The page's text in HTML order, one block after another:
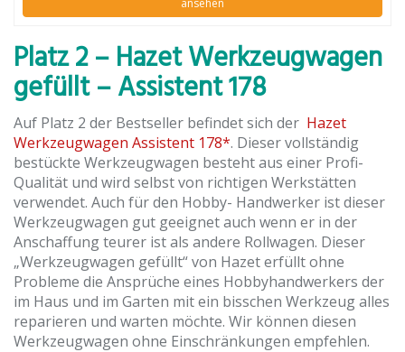
Platz 2 – Hazet Werkzeugwagen
gefüllt – Assistent 178
Auf Platz 2 der Bestseller befindet sich der Hazet
Werkzeugwagen Assistent 178*. Dieser vollständig
bestückte Werkzeugwagen besteht aus einer Profi-
Qualität und wird selbst von richtigen Werkstätten
verwendet. Auch für den Hobby- Handwerker ist dieser
Werkzeugwagen gut geeignet auch wenn er in der
Anschaffung teurer ist als andere Rollwagen. Dieser
„Werkzeugwagen gefüllt“ von Hazet erfüllt ohne
Probleme die Ansprüche eines Hobbyhandwerkers der
im Haus und im Garten mit ein bisschen Werkzeug alles
reparieren und warten möchte. Wir können diesen
Werkzeugwagen ohne Einschränkungen empfehlen.